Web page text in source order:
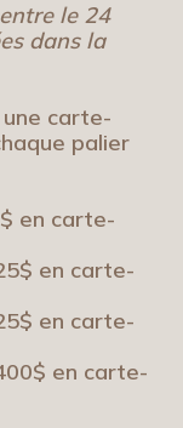
le 24
dans la
une carte-
palier
en carte-
en carte-
en carte-
en carte-